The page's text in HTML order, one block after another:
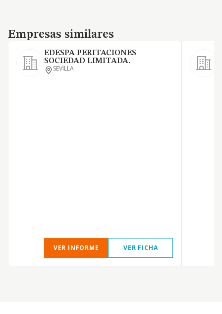
Empresas similares
Empresas similares
EDESPA PERITACIONES
SOCIEDAD LIMITADA.
SEVILLA
VER INFORME VER FICHA